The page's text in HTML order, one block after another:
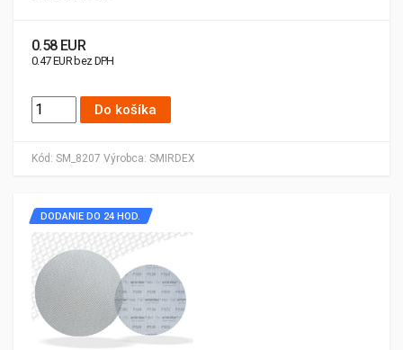
Kód: SM_8207 Výrobca: SMIRDEX
0.58 EUR
0.47 EUR bez DPH
Do košíka
DODANIE DO 24 HOD.